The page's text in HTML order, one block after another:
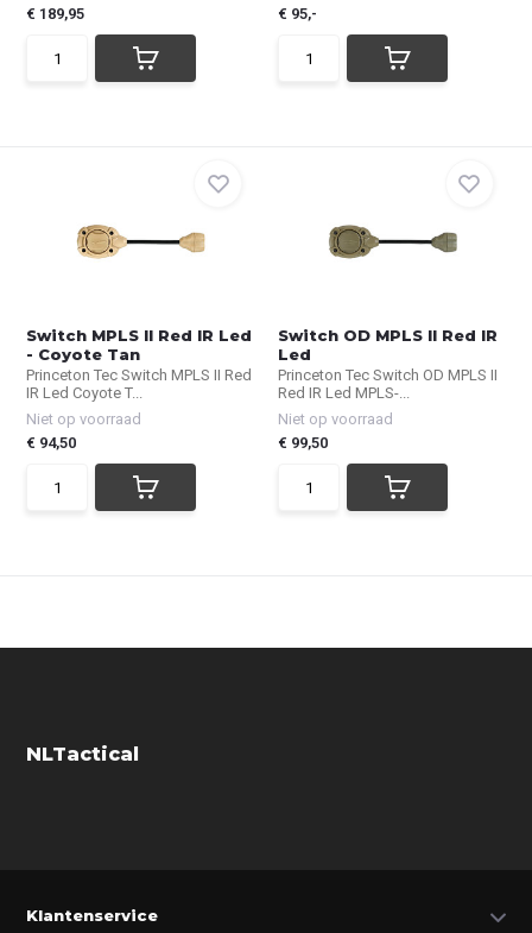
€ 189,95
€ 95,-
Switch MPLS II Red IR Led
- Coyote Tan
Princeton Tec Switch MPLS II Red
IR Led Coyote T...
Niet op voorraad
€ 94,50
Switch OD MPLS II Red IR
Led
Princeton Tec Switch OD MPLS II
Red IR Led MPLS-...
Niet op voorraad
€ 99,50
NLTactical
Klantenservice